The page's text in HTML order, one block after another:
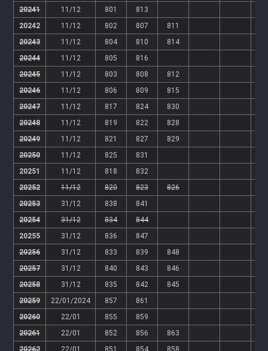
20241
11/12 801
813
20242
11/12 802 807
811
20243
11/12 804 810
814
20244
11/12 805
816
20245
11/12 803 808
812
20246
11/12 806 809
815
20247
11/12 817 824
830
20248
11/12 819 822
828
20249
11/12 821 827
829
20250
11/12 825
831
20251
11/12 818
832
20252
11/12 820 823
826
20253
31/12 838
841
20254
31/12 834
844
20255
31/12 836
847
20256
31/12 833 839
848
20257
31/12 840 843
846
20258
31/12 835 842
845
20259
22/01/2024 857
861
20260
22/01 855
859
20261
22/01 852 856
863
20262
22/01 851 854 858